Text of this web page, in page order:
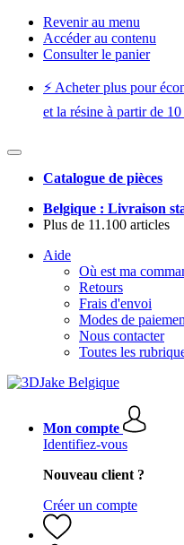
Revenir au menu
Accéder au contenu
Consulter le panier
⚡️ Acheter plus pour
et la résine à partir de
Catalogue de pièces
Belgique : Livraison
Plus de 11.100 articles
Aide
Où est ma
Retours
Frais d'envoi
Modes de
Nous contacter
Toutes les
Mon compte
Identifiez-vous
Nouveau client ?
Créer un compte